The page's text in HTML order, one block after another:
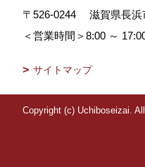
〒526-0244
滋賀県長
＜営業時間＞8:00 ～
サイトマップ
Copyright (c) Uchiboseizai.